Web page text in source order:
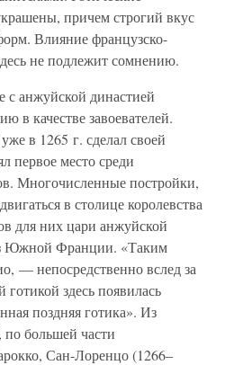
причем строгий вкус
Влияние французско-
не подлежит сомнению.
с анжуйской династией
качестве завоевателей.
в 1265 г. сделал своей
первое место среди
Многочисленные постройки,
в столице королевства
для них цари анжуйской
Южной Франции. «Таким
— непосредственно вслед за
здесь появилась
поздняя готика». Из
по большей части
Сан-Лоренцо (1266–